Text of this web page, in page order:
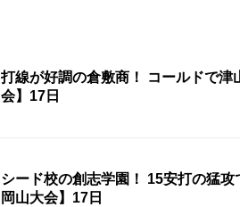
打線が好調の倉敷商！ コールドで
会】17日
シード校の創志学園！ 15安打の猛
岡山大会】17日